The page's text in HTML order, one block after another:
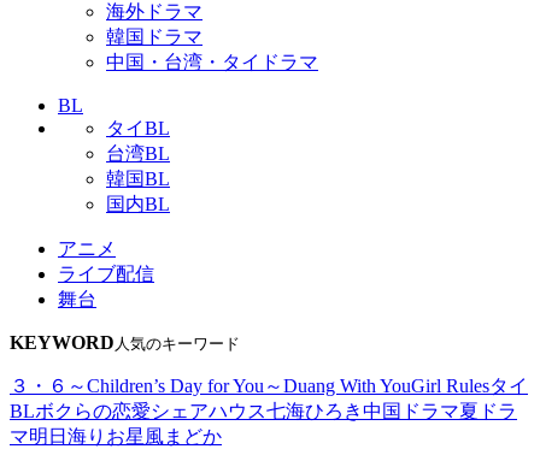
海外ドラマ
韓国ドラマ
中国・台湾・タイドラマ
BL
タイBL
台湾BL
韓国BL
国内BL
アニメ
ライブ配信
舞台
KEYWORD 人気のキーワード
３・６～Children’s Day for You～Duang With YouGirl Rulesタイ
BLボクらの恋愛シェアハウス七海ひろき中国ドラマ夏ドラ
マ明日海りお星風まどか